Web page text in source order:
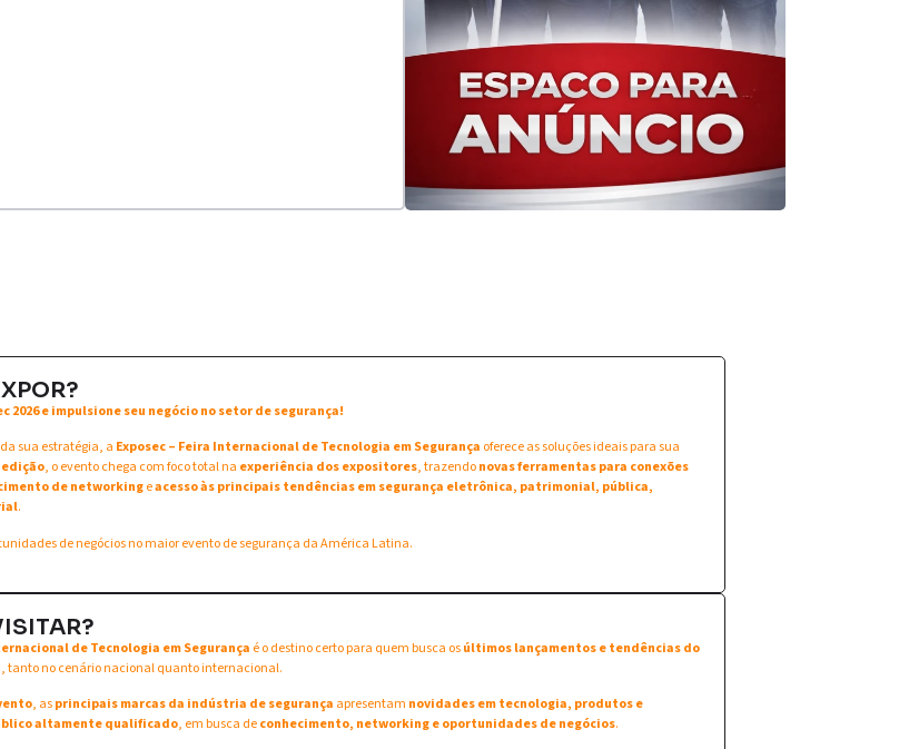
2026 e impulsione seu negócio no setor de segurança!
sua estratégia, a Exposec – Feira Internacional de Tecnologia em Segurança oferece as soluções ideais para sua
edição, o evento chega com foco total na experiência dos expositores, trazendonovas ferramentas para conexões
de networkingeacesso às principais tendências em segurança eletrônica, patrimonial, pública,
.
de negócios no maior evento de segurança da América Latina.
de Tecnologia em Segurança é o destino certo para quem busca osúltimos lançamentos e tendências do
, tanto no cenário nacional quanto internacional.
, asprincipais marcas da indústria de segurança apresentam novidades em tecnologia, produtos e
altamente qualificado, em busca deconhecimento, networking e oportunidades de negócios.